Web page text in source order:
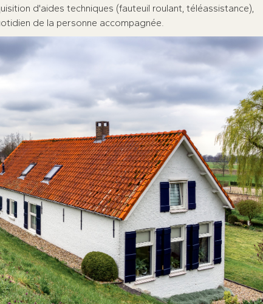
d'aides techniques (fauteuil roulant, téléassistance),
de la personne accompagnée.